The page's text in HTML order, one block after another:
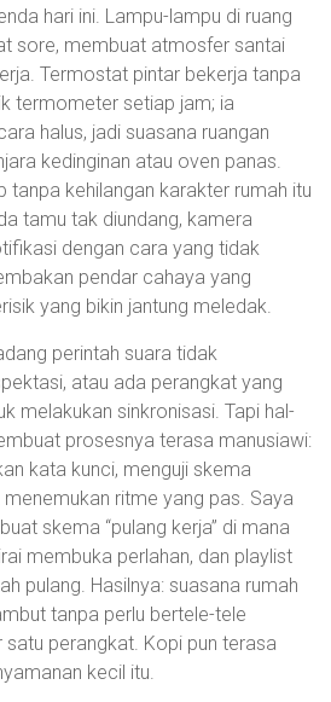
hari ini. Lampu-lampu di ruang
sore, membuat atmosfer santai
Termostat pintar bekerja tanpa
termometer setiap jam; ia
halus, jadi suasana ruangan
kedinginan atau oven panas.
tanpa kehilangan karakter rumah itu
tamu tak diundang, kamera
dengan cara yang tidak
pendar cahaya yang
yang bikin jantung meledak.
perintah suara tidak
atau ada perangkat yang
melakukan sinkronisasi. Tapi hal-
prosesnya terasa manusiawi:
kata kunci, menguji skema
ritme yang pas. Saya
skema “pulang kerja” di mana
membuka perlahan, dan playlist
pulang. Hasilnya: suasana rumah
tanpa perlu bertele-tele
satu perangkat. Kopi pun terasa
kecil itu.